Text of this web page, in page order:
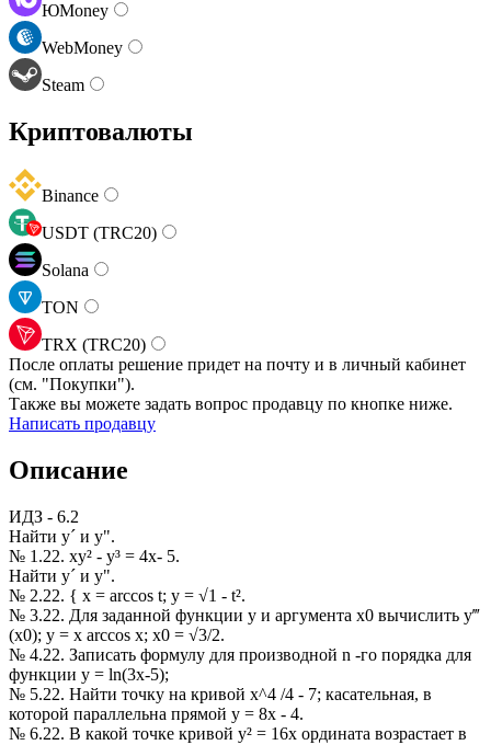
ЮMoney
WebMoney
Steam
Криптовалюты
Binance
USDT (TRC20)
Solana
TON
TRX (TRC20)
После оплаты решение придет на почту и в личный кабинет
(см. "Покупки").
Также вы можете задать вопрос продавцу по кнопке ниже.
Написать продавцу
Описание
ИДЗ - 6.2
Найти y´ и y".
№ 1.22. xy² - y³ = 4x- 5.
Найти y´ и y".
№ 2.22. { x = arccos t; y = √1 - t².
№ 3.22. Для заданной функции y и аргумента x0 вычислить y‴
(x0); y = x arccos x; x0 = √3/2.
№ 4.22. Записать формулу для производной n -го порядка для
функции y = ln(3x-5);
№ 5.22. Найти точку на кривой x^4 /4 - 7; касательная, в
которой параллельна прямой y = 8x - 4.
№ 6.22. В какой точке кривой y² = 16x ордината возрастает в